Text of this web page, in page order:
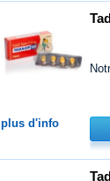
plus d'info